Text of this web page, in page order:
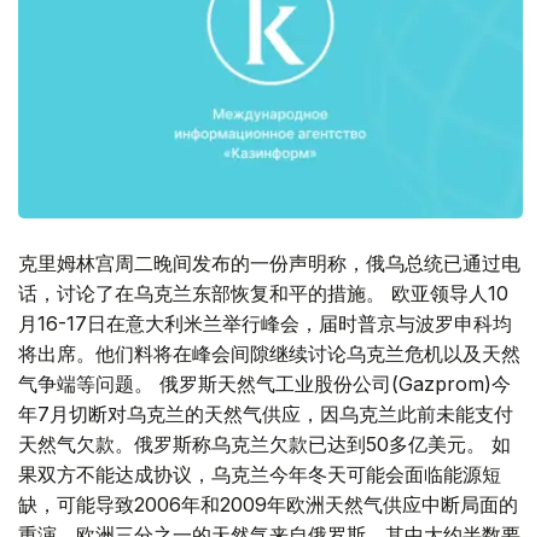
克里姆林宫周二晚间发布的一份声明称，俄乌总统已通过电
话，讨论了在乌克兰东部恢复和平的措施。 欧亚领导人10
月16-17日在意大利米兰举行峰会，届时普京与波罗申科均
将出席。他们料将在峰会间隙继续讨论乌克兰危机以及天然
气争端等问题。 俄罗斯天然气工业股份公司(Gazprom)今
年7月切断对乌克兰的天然气供应，因乌克兰此前未能支付
天然气欠款。俄罗斯称乌克兰欠款已达到50多亿美元。 如
果双方不能达成协议，乌克兰今年冬天可能会面临能源短
缺，可能导致2006年和2009年欧洲天然气供应中断局面的